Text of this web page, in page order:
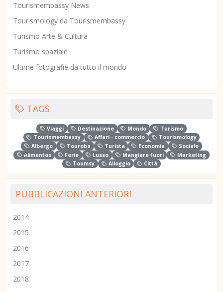
Tourismembassy News
Tourismology da Tourismembassy
Turismo Arte & Cultura
Turismo spaziale
Ultime fotografie da tutto il mondo
TAGS
Viaggi Destinazione Mondo
Turismo
Tourismembassy
Affari - commercio
Tourismology
Albergo
Touroba Turista Economia
Sociale
Alimentos
Ferie Lusso Mangiare fuori
Marketing
Toumsy
Alloggio Città
PUBBLICAZIONI ANTERIORI
2014
2015
2016
2017
2018